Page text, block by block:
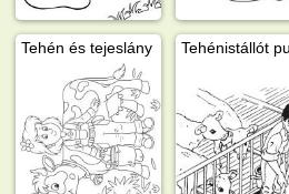
Tehén és tejeslány